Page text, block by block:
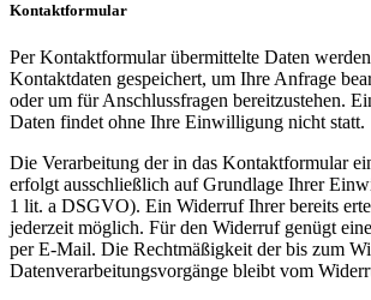
Kontaktformular
Per Kontaktformular übermittelte Daten
Kontaktdaten gespeichert, um Ihre Anfrage
oder um für Anschlussfragen bereitzustehen.
Daten findet ohne Ihre Einwilligung nicht statt.
Die Verarbeitung der in das Kontaktformular
erfolgt ausschließlich auf Grundlage Ihrer
1 lit. a DSGVO). Ein Widerruf Ihrer bereits
jederzeit möglich. Für den Widerruf genügt
per E-Mail. Die Rechtmäßigkeit der bis zum
Datenverarbeitungsvorgänge bleibt vom